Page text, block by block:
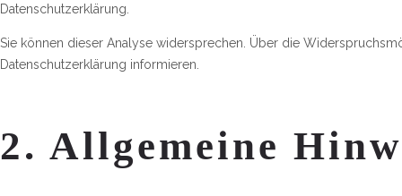
Datenschutzerklärung.
Sie können dieser Analyse widersprechen. Über die
Datenschutzerklärung informieren.
2. Allgemeine